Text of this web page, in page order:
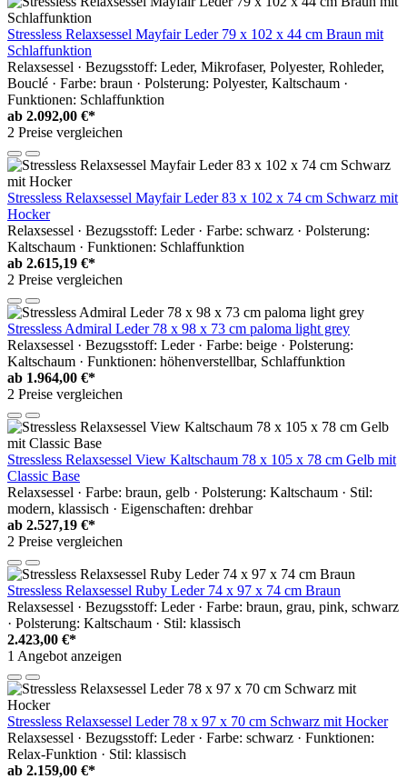
Stressless Relaxsessel Mayfair Leder 79 x 102 x 44 cm Braun mit
Schlaffunktion
Relaxsessel · Bezugsstoff: Leder, Mikrofaser, Polyester, Rohleder,
Bouclé · Farbe: braun · Polsterung: Polyester, Kaltschaum ·
Funktionen: Schlaffunktion
ab 2.092,00 €*
2 Preise vergleichen
Stressless Relaxsessel Mayfair Leder 83 x 102 x 74 cm Schwarz mit
Hocker
Relaxsessel · Bezugsstoff: Leder · Farbe: schwarz · Polsterung:
Kaltschaum · Funktionen: Schlaffunktion
ab 2.615,19 €*
2 Preise vergleichen
Stressless Admiral Leder 78 x 98 x 73 cm paloma light grey
Relaxsessel · Bezugsstoff: Leder · Farbe: beige · Polsterung:
Kaltschaum · Funktionen: höhenverstellbar, Schlaffunktion
ab 1.964,00 €*
2 Preise vergleichen
Stressless Relaxsessel View Kaltschaum 78 x 105 x 78 cm Gelb mit
Classic Base
Relaxsessel · Farbe: braun, gelb · Polsterung: Kaltschaum · Stil:
modern, klassisch · Eigenschaften: drehbar
ab 2.527,19 €*
2 Preise vergleichen
Stressless Relaxsessel Ruby Leder 74 x 97 x 74 cm Braun
Relaxsessel · Bezugsstoff: Leder · Farbe: braun, grau, pink, schwarz
· Polsterung: Kaltschaum · Stil: klassisch
2.423,00 €*
1 Angebot anzeigen
Stressless Relaxsessel Leder 78 x 97 x 70 cm Schwarz mit Hocker
Relaxsessel · Bezugsstoff: Leder · Farbe: schwarz · Funktionen:
Relax-Funktion · Stil: klassisch
ab 2.159,00 €*